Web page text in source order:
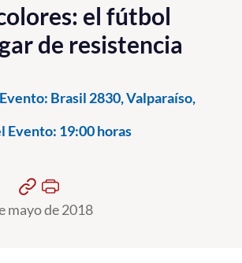
Medio
el fútbol
de resistencia
Brasil 2830, Valparaíso,
Evento: 19:00 horas
mayo de 2018